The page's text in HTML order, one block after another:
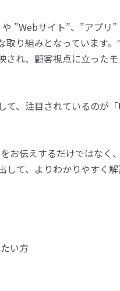
”Webサイト”、”アプリ
取り組みとなっています。
され、顧客視点に立った
て、注目されているのが「
お伝えするだけではなく
て、よりわかりやすく解
い方